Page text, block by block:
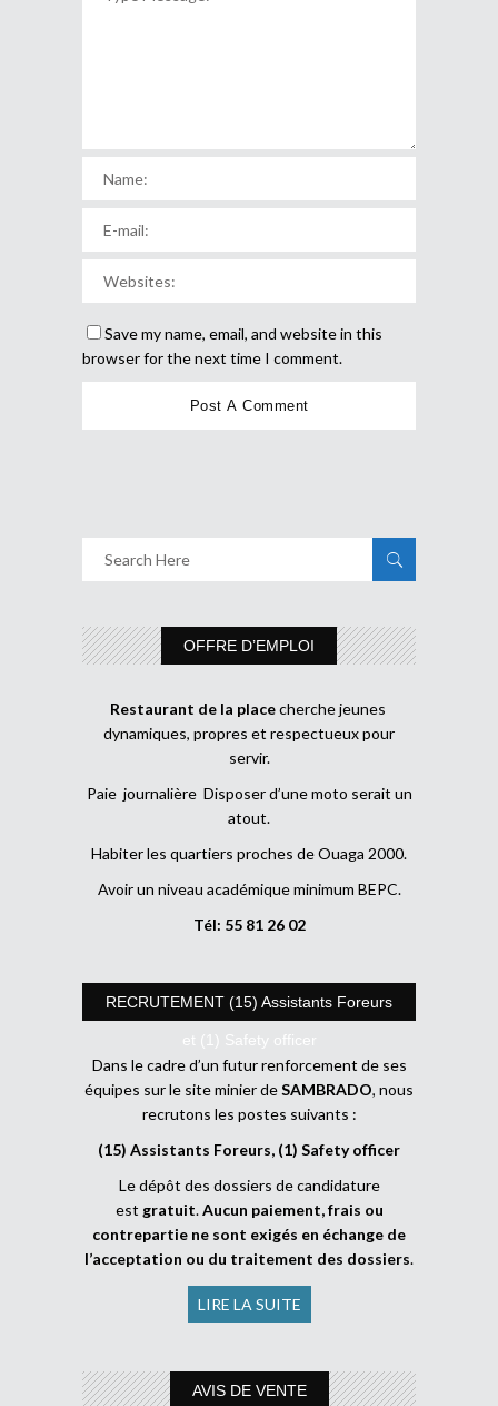
Save my name, email, and website in this
browser for the next time I comment.
OFFRE D’EMPLOI
Restaurant de la placecherche jeunes
dynamiques, propres et respectueux pour
servir.
Paie journalière Disposer d’une moto serait un
atout.
Habiter les quartiers proches de Ouaga 2000.
Avoir un niveau académique minimum BEPC.
Tél: 55 81 26 02
RECRUTEMENT (15) Assistants Foreurs
et (1) Safety officer
Dans le cadre d’un futur renforcement de ses
équipes sur le site minier deSAMBRADO, nous
recrutons les postes suivants :
(15) Assistants Foreurs, (1) Safety officer
Le dépôt des dossiers de candidature
est gratuit.Aucun paiement, frais ou
contrepartie ne sont exigés en échange de
l’acceptation ou du traitement des dossiers.
LIRE LA SUITE
AVIS DE VENTE